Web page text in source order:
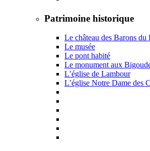
Patrimoine historique
Le château des Barons du
Le musée
Le pont habité
Le monument aux
L’église de Lambour
L’église Notre Dame des